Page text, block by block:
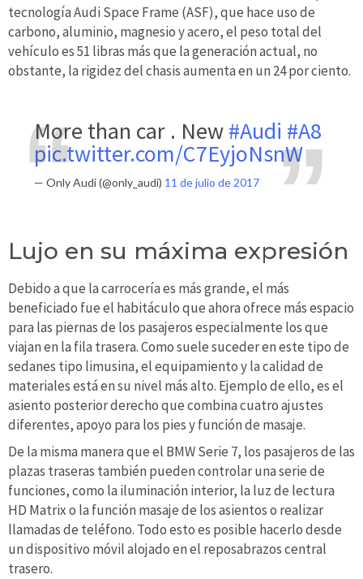
tecnología Audi Space Frame (ASF), que hace uso de
carbono, aluminio, magnesio y acero, el peso total del
vehículo es 51 libras más que la generación actual, no
obstante, la rigidez del chasis aumenta en un 24 por ciento.
More than car . New#Audi #A8
pic.twitter.com/C7EyjoNsnW
— Only Audi (@only_audi) 11 de julio de 2017
Lujo en su máxima expresión
Debido a que la carrocería es más grande, el más
beneficiado fue el habitáculo que ahora ofrece más espacio
para las piernas de los pasajeros especialmente los que
viajan en la fila trasera. Como suele suceder en este tipo de
sedanes tipo limusina, el equipamiento y la calidad de
materiales está en su nivel más alto. Ejemplo de ello, es el
asiento posterior derecho que combina cuatro ajustes
diferentes, apoyo para los pies y función de masaje.
De la misma manera que el BMW Serie 7, los pasajeros de las
plazas traseras también pueden controlar una serie de
funciones, como la iluminación interior, la luz de lectura
HD Matrix o la función masaje de los asientos o realizar
llamadas de teléfono. Todo esto es posible hacerlo desde
un dispositivo móvil alojado en el reposabrazos central
trasero.